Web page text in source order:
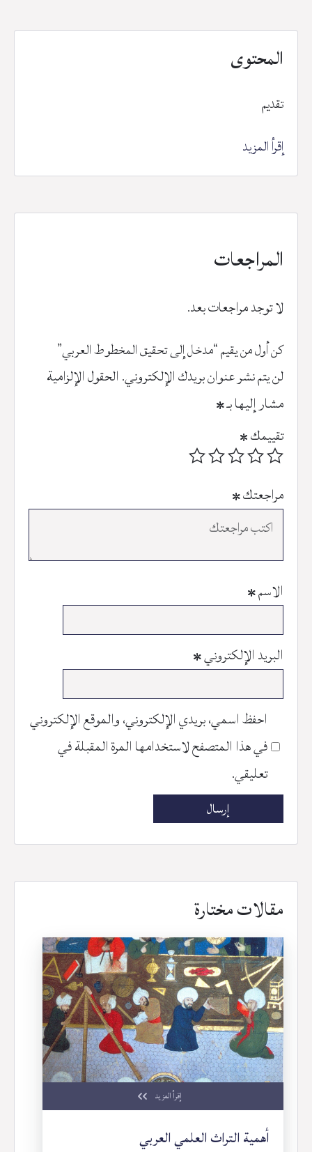
المحتوى
تقديم
إقرأ المزيد
المراجعات
لا توجد مراجعات بعد.
كن أول من يقيم “مدخل إلى تحقيق المخطوط العربي”
لن يتم نشر عنوان بريدك الإلكتروني.الحقول الإلزامية
مشار إليها بـ*
تقييمك*
مراجعتك*
الاسم*
البريد الإلكتروني*
احفظ اسمي، بريدي الإلكتروني، والموقع الإلكتروني
في هذا المتصفح لاستخدامها المرة المقبلة في
تعليقي.
مقالات مختارة
إقرأ المزيد
أهمية التراث العلمي العربي